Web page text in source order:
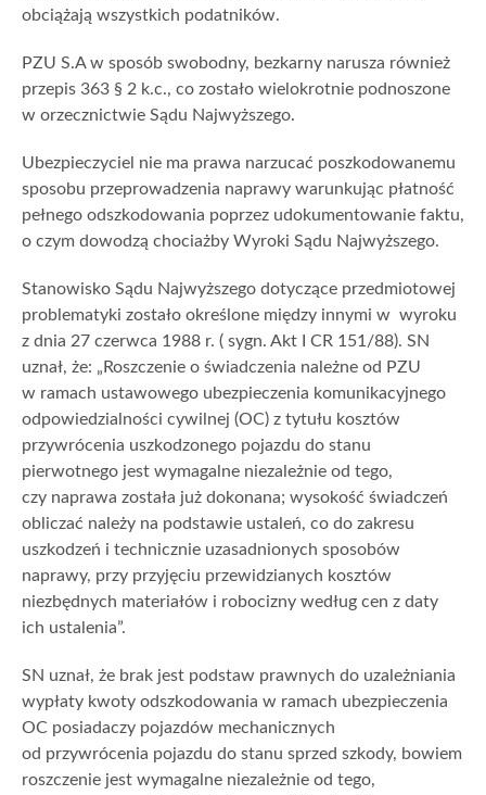
obciążają wszystkich podatników.
PZU S.A w sposób swobodny, bezkarny narusza również
przepis 363 § 2 k.c., co zostało wielokrotnie podnoszone
w orzecznictwie Sądu Najwyższego.
Ubezpieczyciel nie ma prawa narzucać poszkodowanemu
sposobu przeprowadzenia naprawy warunkując płatność
pełnego odszkodowania poprzez udokumentowanie faktu,
o czym dowodzą chociażby Wyroki Sądu Najwyższego.
Stanowisko Sądu Najwyższego dotyczące przedmiotowej
problematyki zostało określone między innymi w wyroku
z dnia 27 czerwca 1988 r. ( sygn. Akt I CR 151/88). SN
uznał, że: „Roszczenie o świadczenia należne od PZU
w ramach ustawowego ubezpieczenia komunikacyjnego
odpowiedzialności cywilnej (OC) z tytułu kosztów
przywrócenia uszkodzonego pojazdu do stanu
pierwotnego jest wymagalne niezależnie od tego,
czy naprawa została już dokonana; wysokość świadczeń
obliczać należy na podstawie ustaleń, co do zakresu
uszkodzeń i technicznie uzasadnionych sposobów
naprawy, przy przyjęciu przewidzianych kosztów
niezbędnych materiałów i robocizny według cen z daty
ich ustalenia”.
SN uznał, że brak jest podstaw prawnych do uzależniania
wypłaty kwoty odszkodowania w ramach ubezpieczenia
OC posiadaczy pojazdów mechanicznych
od przywrócenia pojazdu do stanu sprzed szkody, bowiem
roszczenie jest wymagalne niezależnie od tego,